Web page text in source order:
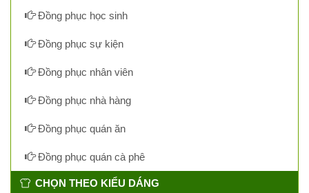
Đồng phục học sinh
Đồng phục sự kiện
Đồng phục nhân viên
Đồng phục nhà hàng
Đồng phục quán ăn
Đồng phục quán cà phê
CHỌN THEO KIỂU DÁNG